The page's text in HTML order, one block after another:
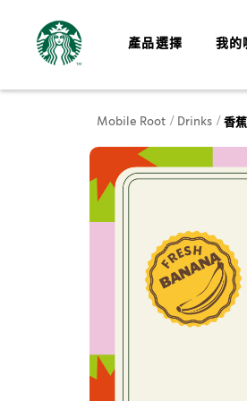
產品選擇 我的
Mobile Root Drinks 香